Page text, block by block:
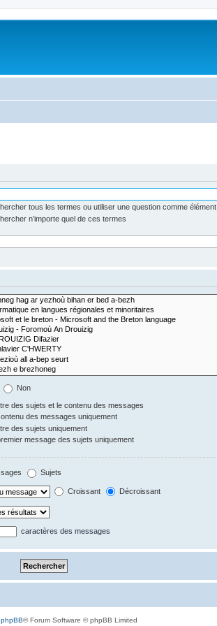
tous les termes ou utiliser une question comme élément
n’importe quel de ces termes
Non
des sujets et le contenu des messages
des messages uniquement
des sujets uniquement
message des sujets uniquement
Sujets
Croissant Décroissant
caractères des messages
phpBB® Forum Software © phpBB Limited